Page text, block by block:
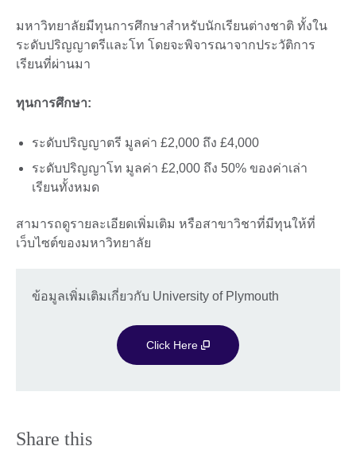
มหาวิทยาลัยมีทุนการศึกษาสำหรับนักเรียนต่างชาติ ทั้งใน
ระดับปริญญาตรีและโท โดยจะพิจารณาจากประวัติการ
เรียนที่ผ่านมา
ทุนการศึกษา:
ระดับปริญญาตรี มูลค่า £2,000 ถึง £4,000
ระดับปริญญาโท มูลค่า £2,000 ถึง 50% ของค่าเล่า
เรียนทั้งหมด
สามารถดูรายละเอียดเพิ่มเติม หรือสาขาวิชาที่มีทุนให้ที่
เว็บไซต์ของมหาวิทยาลัย
ข้อมูลเพิ่มเติมเกี่ยวกับ University of Plymouth
Click Here
Share this